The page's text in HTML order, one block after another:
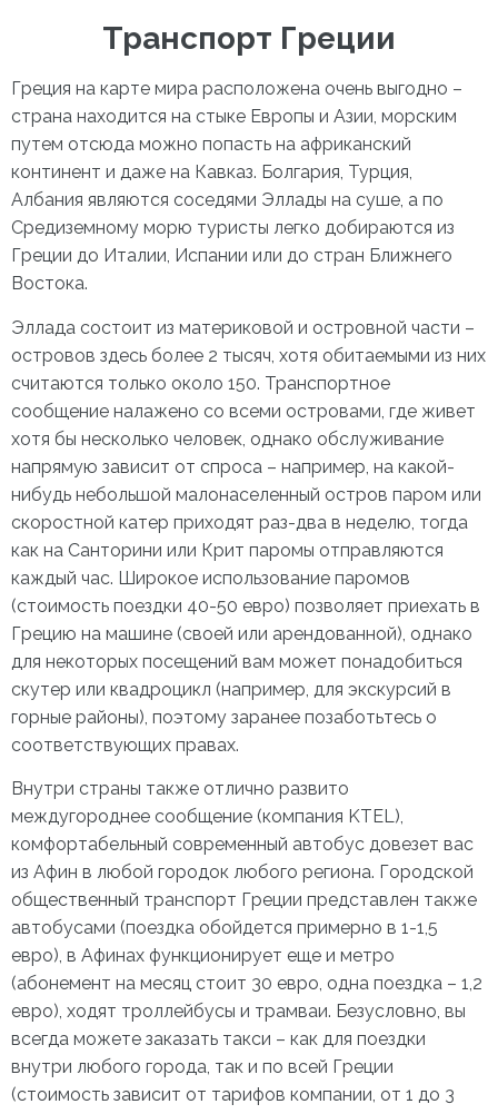
Транспорт Греции
Греция на карте мира расположена очень выгодно –
страна находится на стыке Европы и Азии, морским
путем отсюда можно попасть на африканский
континент и даже на Кавказ. Болгария, Турция,
Албания являются соседями Эллады на суше, а по
Средиземному морю туристы легко добираются из
Греции до Италии, Испании или до стран Ближнего
Востока.
Эллада состоит из материковой и островной части –
островов здесь более 2 тысяч, хотя обитаемыми из них
считаются только около 150. Транспортное
сообщение налажено со всеми островами, где живет
хотя бы несколько человек, однако обслуживание
напрямую зависит от спроса – например, на какой-
нибудь небольшой малонаселенный остров паром или
скоростной катер приходят раз-два в неделю, тогда
как на Санторини или Крит паромы отправляются
каждый час. Широкое использование паромов
(стоимость поездки 40-50 евро) позволяет приехать в
Грецию на машине (своей или арендованной), однако
для некоторых посещений вам может понадобиться
скутер или квадроцикл (например, для экскурсий в
горные районы), поэтому заранее позаботьтесь о
соответствующих правах.
Внутри страны также отлично развито
междугороднее сообщение (компания KTEL),
комфортабельный современный автобус довезет вас
из Афин в любой городок любого региона. Городской
общественный транспорт Греции представлен также
автобусами (поездка обойдется примерно в 1-1,5
евро), в Афинах функционирует еще и метро
(абонемент на месяц стоит 30 евро, одна поездка – 1,2
евро), ходят троллейбусы и трамваи. Безусловно, вы
всегда можете заказать такси – как для поездки
внутри любого города, так и по всей Греции
(стоимость зависит от тарифов компании, от 1 до 3